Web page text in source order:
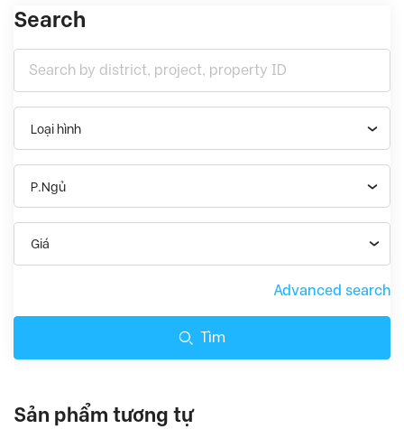
Search
Loại hình
P.Ngủ
Giá
Advanced search
Tìm
Sản phẩm tương tự